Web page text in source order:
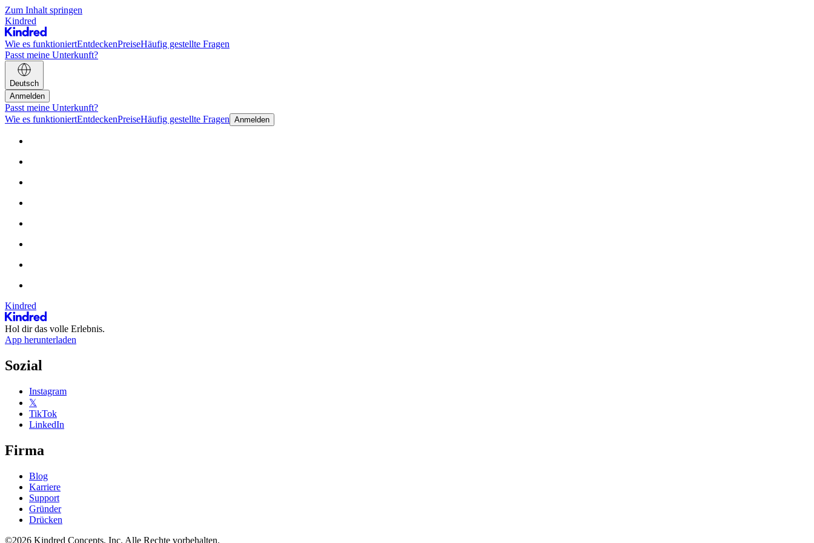
Zum Inhalt springen
Kindred
Wie es funktioniertEntdeckenPreiseHäufig gestellte Fragen
Passt meine Unterkunft?
Deutsch
Anmelden
Passt meine Unterkunft?
Wie es funktioniertEntdeckenPreiseHäufig gestellte Fragen Anmelden
Kindred
Hol dir das volle Erlebnis.
App herunterladen
Sozial
Instagram
𝕏
TikTok
LinkedIn
Firma
Blog
Karriere
Support
Gründer
Drücken
©2026 Kindred Concepts, Inc. Alle Rechte vorbehalten.